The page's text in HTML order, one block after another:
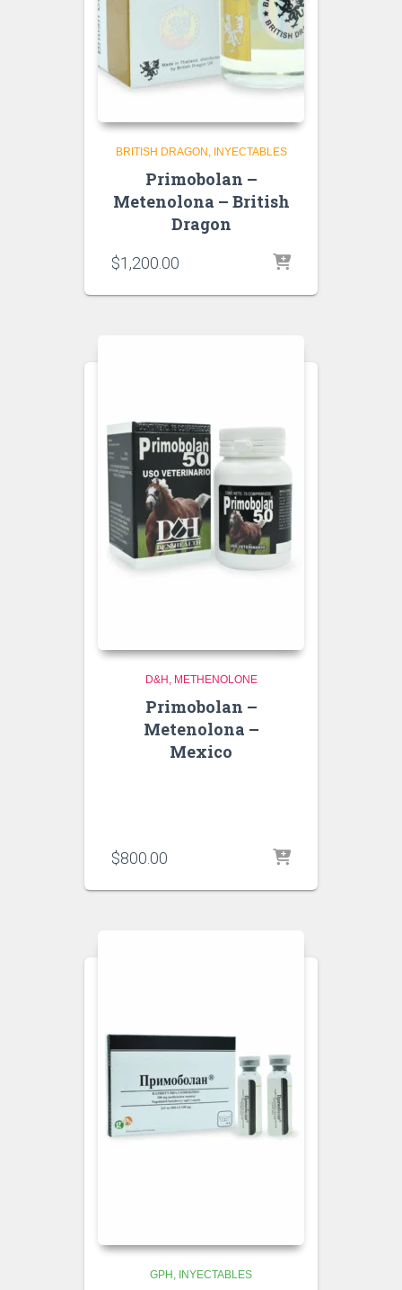
BRITISH DRAGON INYECTABLES
Primobolan –
Metenolona – British
Dragon
$1,200.00
D&H METHENOLONE
Primobolan –
Metenolona –
Mexico
$800.00
GPH INYECTABLES